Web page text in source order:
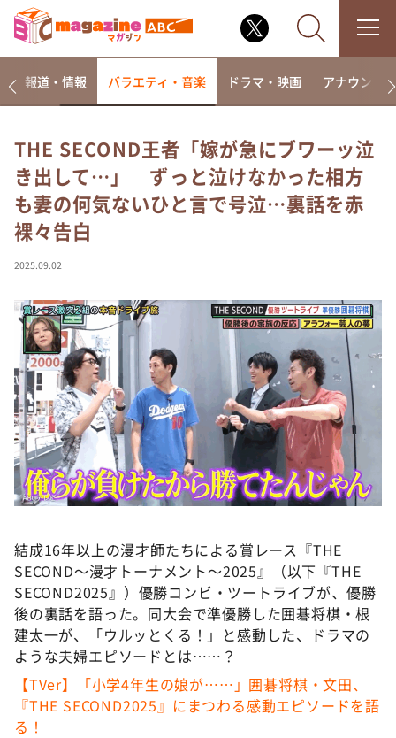
なるみ・岡村の過ぎるTV
相席食堂
これ余談なんですけど・・・
～人生密着トークバラエティ！～ やすとものいたっ
て真剣です
探偵！ナイトスクープ
news おかえり
河合＆A.B.C-Z塚田×福井アナ「なんでやねん！？」
（news おかえり）
DAIGOも台所 ～きょうの献立 何にする？～
本日はダイアンなり！シーズン２
朝だ！生です旅サラダ
教えて！ニュースライブ 正義のミカタ
新婚さんいらっしゃい！
ポツンと一軒家
ザキ山小屋本館
ぺこぱのまるスポ
アナ回覧板
報道・情報 バラエティ・音楽 ドラマ・映画 アナウンサー
THE SECOND王者「嫁が急にブワーッ泣
き出して…」 ずっと泣けなかった相方
も妻の何気ないひと言で号泣…裏話を赤
裸々告白
2025.09.02
結成16年以上の漫才師たちによる賞レース『THE
SECOND～漫才トーナメント～2025』（以下『THE
SECOND2025』）優勝コンビ・ツートライブが、優勝
後の裏話を語った。同大会で準優勝した囲碁将棋・根
建太一が、「ウルッとくる！」と感動した、ドラマの
ような夫婦エピソードとは……？
【TVer】「小学4年生の娘が……」囲碁将棋・文田、
『THE SECOND2025』にまつわる感動エピソードを語
る！